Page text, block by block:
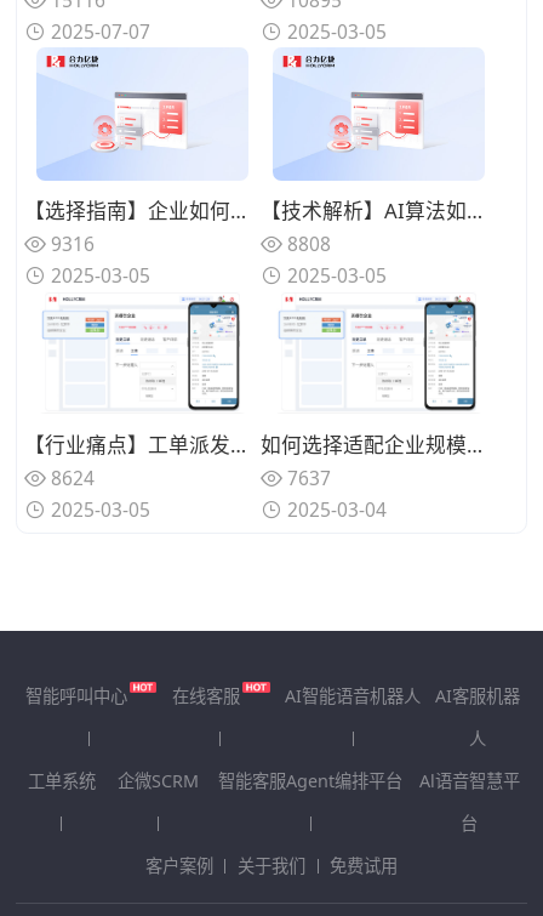
2025-07-07
2025-03-05
【选择指南】企业如何挑选适合的工单智能派单系统？
9316
2025-03-05
【技术解析】AI算法如何实现工单智能派单的精准匹配？
8808
2025-03-05
【行业痛点】工单派发效率低？智能派单系统如何破解这一难题？
8624
2025-03-05
如何选择适配企业规模的维修工单管理系统？
7637
2025-03-04
智能呼叫中心 在线客服 AI智能语音机器人
AI客服机器
人
工单系统
企微SCRM 智能客服Agent编排平台
Al语音智慧平
台
客户案例
关于我们 免费试用